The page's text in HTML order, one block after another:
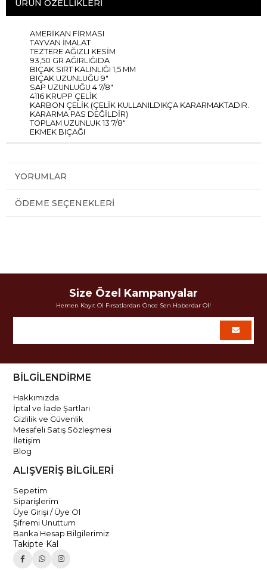
ÜRÜN ÖZELLIKLERI
AMERİKAN FİRMASI
TAYVAN İMALAT
TEZTERE AĞIZLI KESİM
93,50 GR AĞIRLIĞIDA
BIÇAK SIRT KALINLIĞI 1,5 MM
BIÇAK UZUNLUĞU 9"
SAP UZUNLUĞU 4 7/8"
4116 KRUPP ÇELİK
KARBON ÇELİK (ÇELİK KULLANILDIKÇA KARARMAKTADIR.
KARARMA PAS DEĞİLDİR)
TOPLAM UZUNLUK 13 7/8"
EKMEK BIÇAĞI
YORUMLAR
ÖDEME SEÇENEKLERI
Size Özel Kampanyalar
Hemen Kayıt Ol Fırsatlardan Önce Sen Haberdar Ol!
BİLGİLENDİRME
Hakkımızda
İptal ve İade Şartları
Gizlilik ve Güvenlik
Mesafeli Satış Sözleşmesi
İletişim
Blog
ALIŞVERİŞ BİLGİLERİ
Sepetim
Siparişlerim
Üye Girişi / Üye Ol
Şifremi Unuttum
Banka Hesap Bilgilerimiz
Takipte Kal